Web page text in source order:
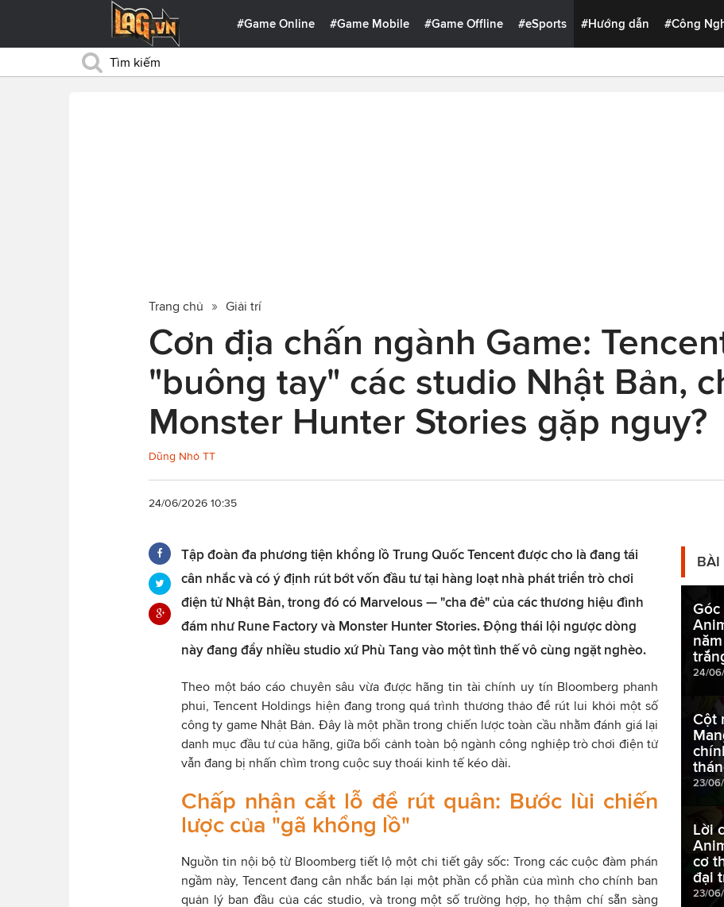
#Game Online #Game Mobile #Game Offline #eSports #Hướng dẫn #Công
Trang chủ Giải trí
Cơn địa chấn ngành Game:
"buông tay" các studio Nhật Bản,
Monster Hunter Stories gặp nguy?
Dũng Nhỏ TT
24/06/2026 10:35
Tập đoàn đa phương tiện khổng lồ Trung Quốc Tencent được cho là đang tái
cân nhắc và có ý định rút bớt vốn đầu tư tại hàng loạt nhà phát triển trò chơi
điện tử Nhật Bản, trong đó có Marvelous — "cha đẻ" của các thương hiệu đình
đám như Rune Factory và Monster Hunter Stories. Động thái lội ngược dòng
này đang đẩy nhiều studio xứ Phù Tang vào một tình thế vô cùng ngặt nghèo.
Theo một báo cáo chuyên sâu vừa được hãng tin tài chính uy tín Bloomberg phanh
phui, Tencent Holdings hiện đang trong quá trình thương thảo để rút lui khỏi một số
công ty game Nhật Bản. Đây là một phần trong chiến lược toàn cầu nhằm đánh giá lại
danh mục đầu tư của hãng, giữa bối cảnh toàn bộ ngành công nghiệp trò chơi điện tử
vẫn đang bị nhấn chìm trong cuộc suy thoái kinh tế kéo dài.
Chấp nhận cắt lỗ để rút quân: Bước lùi chiến
lược của "gã khổng lồ"
Nguồn tin nội bộ từ Bloomberg tiết lộ một chi tiết gây sốc: Trong các cuộc đàm phán
ngầm này, Tencent đang cân nhắc bán lại một phần cổ phần của mình cho chính ban
quản lý ban đầu của các studio, và trong một số trường hợp, họ thậm chí sẵn sàng
BÀI
Góc
24/
Cột
23/
Lời
cơ
đại
23/